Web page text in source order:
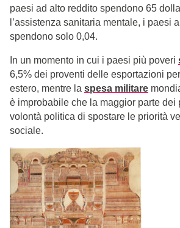
paesi ad alto reddito spendono 65
l’assistenza sanitaria mentale, i paesi
spendono solo 0,04.
In un momento in cui i paesi più poveri
6,5% dei proventi delle esportazioni
estero, mentre la spesa militare
è improbabile che la maggior parte dei
volontà politica di spostare le priorità
sociale.